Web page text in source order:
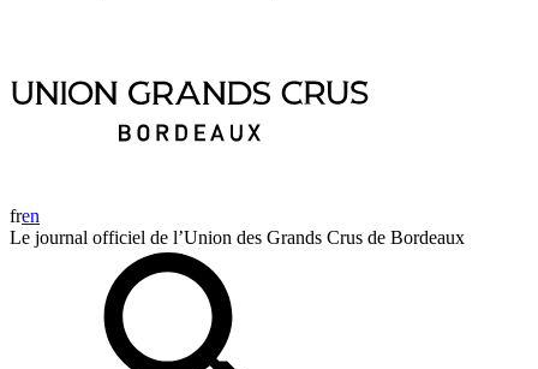
fren
Le journal officiel de l’Union des Grands Crus de Bordeaux